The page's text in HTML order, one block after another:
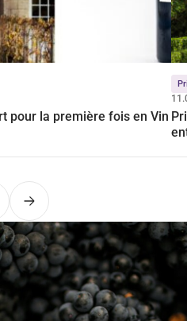
pour la première fois en Vin
Suivant